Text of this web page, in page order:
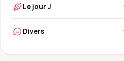
Le jour J
Divers